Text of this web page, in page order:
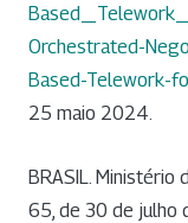
Orchestrated-
Based-Telework-
25 maio 2024.
BRASIL. Ministério
65, de 30 de julho